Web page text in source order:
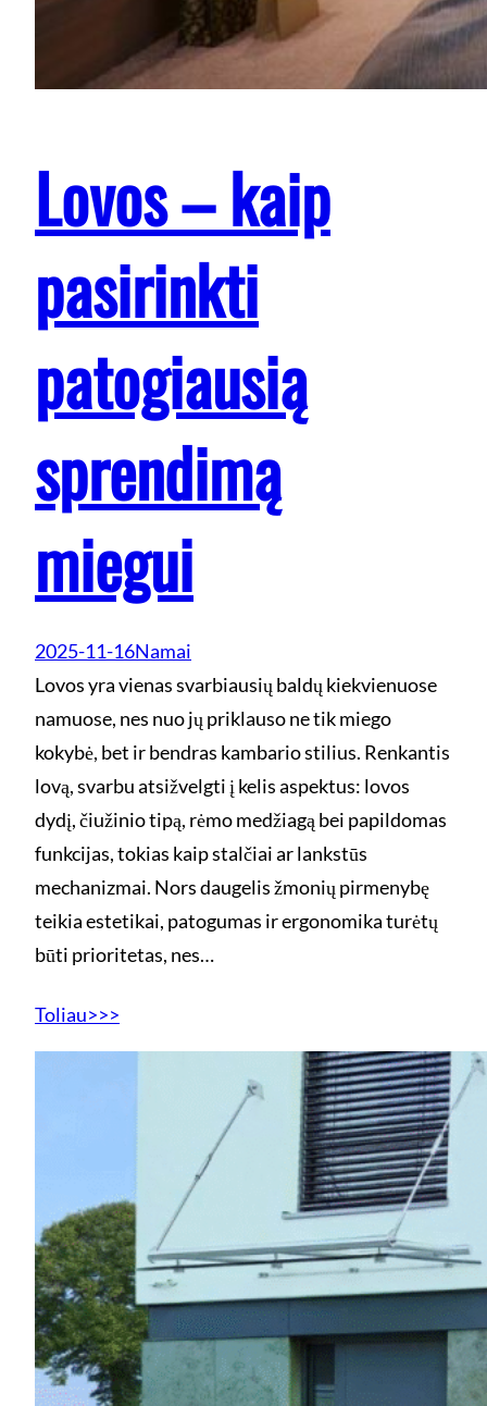
Lovos – kaip
pasirinkti
patogiausią
sprendimą
miegui
2025-11-16Namai
Lovos yra vienas svarbiausių baldų kiekvienuose
namuose, nes nuo jų priklauso ne tik miego
kokybė, bet ir bendras kambario stilius. Renkantis
lovą, svarbu atsižvelgti į kelis aspektus: lovos
dydį, čiužinio tipą, rėmo medžiagą bei papildomas
funkcijas, tokias kaip stalčiai ar lankstūs
mechanizmai. Nors daugelis žmonių pirmenybę
teikia estetikai, patogumas ir ergonomika turėtų
būti prioritetas, nes…
Toliau>>>